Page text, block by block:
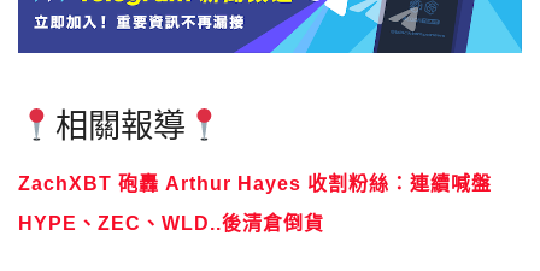
相關報導
ZachXBT 砲轟 Arthur Hayes 收割粉絲：連續喊盤
HYPE、ZEC、WLD..後清倉倒貨